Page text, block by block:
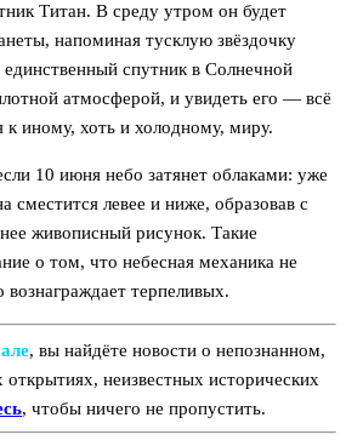
Титан. В среду утром он будет
напоминая тусклую звёздочку
единственный спутник в Солнечной
атмосферой, и увидеть его — всё
к иному, хоть и холодному, миру.
10 июня небо затянет облаками: уже
сместится левее и ниже, образовав с
живописный рисунок. Такие
о том, что небесная механика не
терпеливых.
, вы найдёте новости о непознанном,
неизвестных исторических
, чтобы ничего не пропустить.